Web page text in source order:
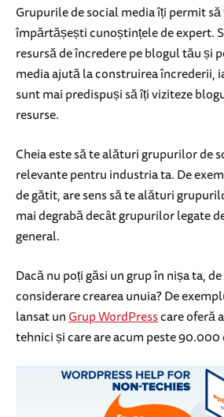
Grupurile de social media îți permit
împărtășești cunoștințele de expert.
resursă de încredere pe blogul tău și
media ajută la construirea încrederii,
sunt mai predispuși să îți viziteze
resurse.
Cheia este să te alături grupurilor de
relevante pentru industria ta. De
de gătit, are sens să te alături
mai degrabă decât grupurilor legate
general.
Dacă nu poți găsi un grup în nișa ta,
considerare crearea unuia? De
lansat unGrup WordPresscare oferă
tehnici și care are acum peste